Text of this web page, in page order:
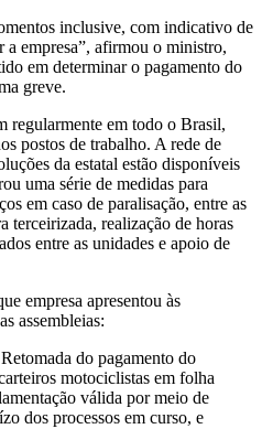
inclusive, com indicativo de
empresa”, afirmou o ministro,
em determinar o pagamento do
greve.
regularmente em todo o Brasil,
postos de trabalho. A rede de
da estatal estão disponíveis
uma série de medidas para
em caso de paralisação, entre as
terceirizada, realização de horas
entre as unidades e apoio de
empresa apresentou às
assembleias:
Retomada do pagamento do
motociclistas em folha
válida por meio de
dos processos em curso, e